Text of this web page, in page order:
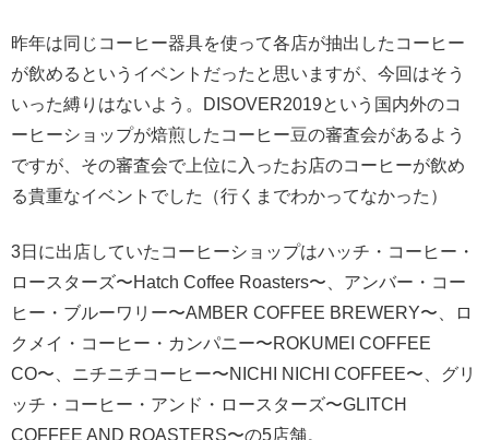
昨年は同じコーヒー器具を使って各店が抽出したコーヒー
が飲めるというイベントだったと思いますが、今回はそう
いった縛りはないよう。DISOVER2019という国内外のコ
ーヒーショップが焙煎したコーヒー豆の審査会があるよう
ですが、その審査会で上位に入ったお店のコーヒーが飲め
る貴重なイベントでした（行くまでわかってなかった）
3日に出店していたコーヒーショップはハッチ・コーヒー・
ロースターズ〜Hatch Coffee Roasters〜、アンバー・コー
ヒー・ブルーワリー〜AMBER COFFEE BREWERY〜、ロ
クメイ・コーヒー・カンパニー〜ROKUMEI COFFEE
CO〜、ニチニチコーヒー〜NICHI NICHI COFFEE〜、グリ
ッチ・コーヒー・アンド・ロースターズ〜GLITCH
COFFEE AND ROASTERS〜の5店舗。